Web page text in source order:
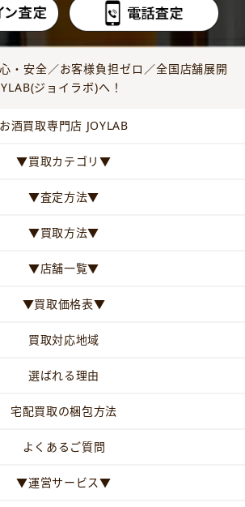
・安全／お客様負担ゼロ／全国店舗展開
ジョイラボ)へ！
お酒買取専門店 JOYLAB
▼買取カテゴリ▼
▼査定方法▼
▼買取方法▼
▼店舗一覧▼
▼買取価格表▼
買取対応地域
選ばれる理由
宅配買取の梱包方法
よくあるご質問
▼運営サービス▼